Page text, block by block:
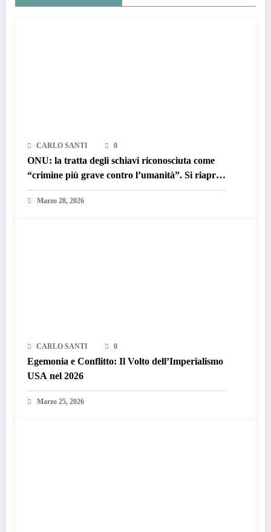
CARLO SANTI 0
ONU: la tratta degli schiavi riconosciuta come
“crimine più grave contro l’umanità”. Si riapre
il dossier riparazioni
Marzo 28, 2026
CARLO SANTI 0
Egemonia e Conflitto: Il Volto dell’Imperialismo
USA nel 2026
Marzo 25, 2026